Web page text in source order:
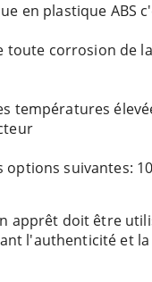
en plastique ABS
toute corrosion de
températures
suivantes:
apprêt doit être
l'authenticité et